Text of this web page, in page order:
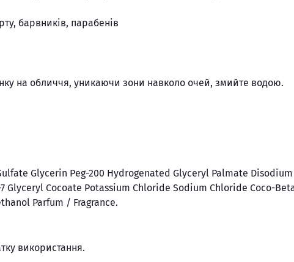
барвників, парабенів
на обличчя, уникаючи зони навколо очей, змийте водою.
Glycerin Peg-200 Hydrogenated Glyceryl Palmate Disodium
Glyceryl Cocoate Potassium Chloride Sodium Chloride Coco-
Parfum / Fragrance.
використання.